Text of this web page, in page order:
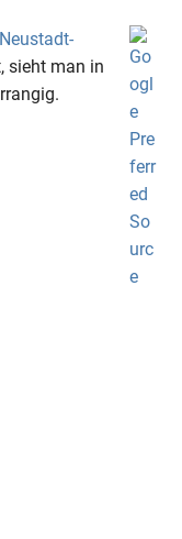
Neustadt-
sieht man in